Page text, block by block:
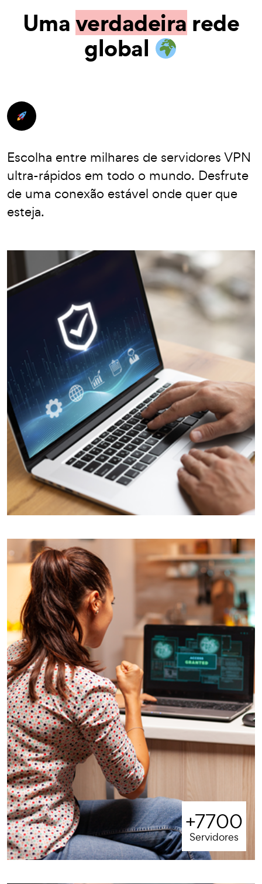
Umaverdadeira rede
global
Escolha entre milhares de servidores VPN
ultra-rápidos em todo o mundo. Desfrute
de uma conexão estável onde quer que
esteja.
+7700
Servidores